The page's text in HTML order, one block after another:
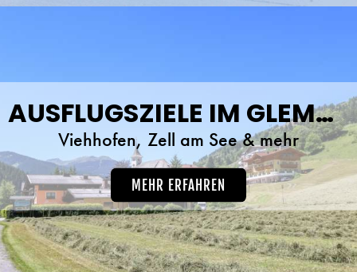
AUSFLUGSZIELE IM GLEMMTAL
Viehhofen, Zell am See & mehr
MEHR ERFAHREN